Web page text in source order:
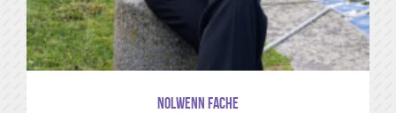
Nolwenn FACHE